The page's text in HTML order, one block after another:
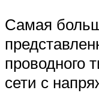
Самая
проводного
сети с